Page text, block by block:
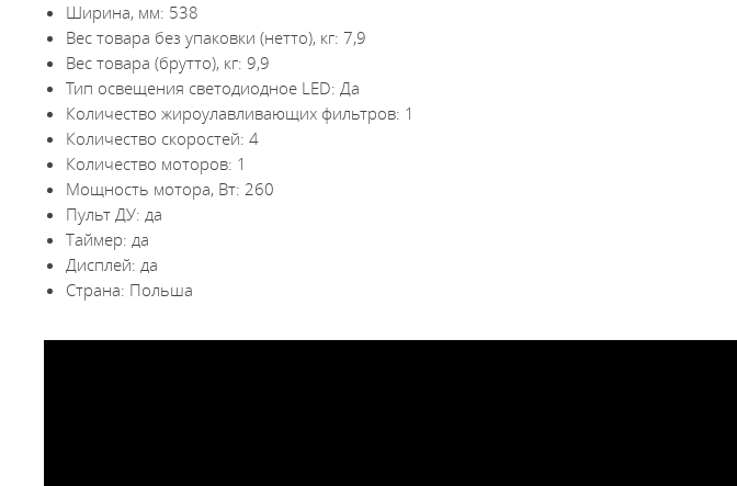
Ширина, мм: 538
Вес товара без упаковки (нетто), кг: 7,9
Вес товара (брутто), кг: 9,9
Тип освещения светодиодное LED: Да
Количество жироулавливающих фильтров: 1
Количество скоростей: 4
Количество моторов: 1
Мощность мотора, Вт: 260
Пульт ДУ: да
Таймер: да
Дисплей: да
Страна: Польша